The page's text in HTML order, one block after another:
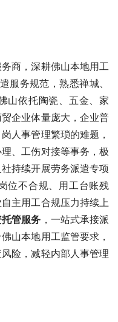
商，深耕佛山本地用工
服务规范，熟悉禅城、
山依托陶瓷、五金、家
企业体量庞大，企业普
人事管理繁琐的难题，
、工伤对接等事务，极
持续开展劳务派遣专项
位不合规、用工台账残
主用工合规压力持续上
管服务 ，一站式承接派
山本地用工监管要求，
险，减轻内部人事管理